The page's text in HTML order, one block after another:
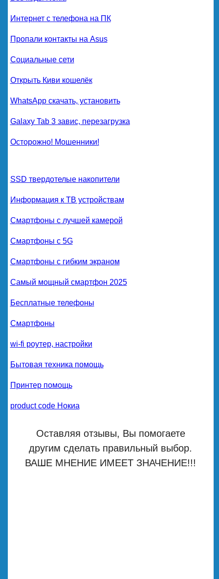
Интернет с телефона на ПК
Пропали контакты на Asus
Социальные сети
Открыть Киви кошелёк
WhatsApp скачать, установить
Galaxy Tab 3 завис, перезагрузка
Осторожно! Мошенники!
SSD твердотелые накопители
Информация к ТВ устройствам
Смартфоны с лучшей камерой
Смартфоны с 5G
Смартфоны с гибким экраном
Самый мощный смартфон 2025
Бесплатные телефоны
Смартфоны
wi-fi роутер, настройки
Бытовая техника помощь
Принтер помощь
product code Нокиа
Оставляя отзывы, Вы помогаете
другим сделать правильный выбор.
ВАШЕ МНЕНИЕ ИМЕЕТ ЗНАЧЕНИЕ!!!